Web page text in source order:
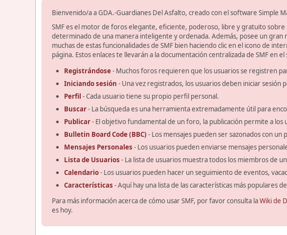
Bienvenido/a a GDA.-Guardianes Del Asfalto, creado con el software Simple
SMF es el motor de foros elegante, eficiente, poderoso, libre y gratuito
determinado de una manera inteligente y ordenada. Además, posee un
muchas de estas funcionalidades de SMF bien haciendo clic en el icono de
página. Estos enlaces te llevarán a la documentación centralizada de SMF en
Registrándose- Muchos foros requieren que los usuarios se registren
Iniciando sesión - Una vez registrados, los usuarios deben iniciar sesión
Perfil - Cada usuario tiene su propio perfil personal.
Buscar- La búsqueda es una herramienta extremadamente útil para
Publicar- El objetivo fundamental de un foro, la publicación permite a los
Bulletin Board Code (BBC) - Los mensajes pueden ser sazonados con un
Mensajes Personales - Los usuarios pueden enviarse mensajes
Lista de Usuarios - La lista de usuarios muestra todos los miembros de
Calendario- Los usuarios pueden hacer un seguimiento de eventos,
Características - Aquí hay una lista de las características más populares de
Para más información acerca de cómo usar SMF, por favor consulta laWiki de
es hoy.